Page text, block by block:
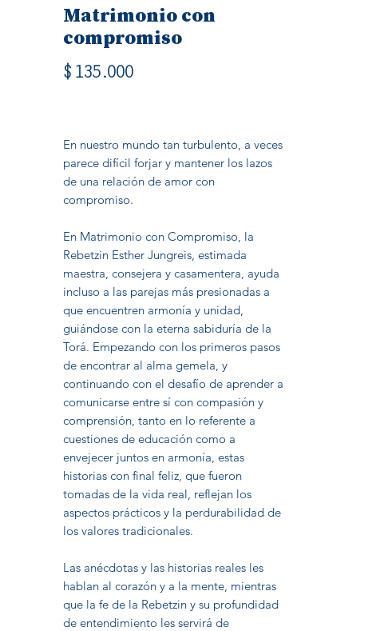
Matrimonio con
compromiso
$ 135.000Precio
En nuestro mundo tan turbulento, a veces
parece difícil forjar y mantener los lazos
de una relación de amor con
compromiso.
En Matrimonio con Compromiso, la
Rebetzin Esther Jungreis, estimada
maestra, consejera y casamentera, ayuda
incluso a las parejas más presionadas a
que encuentren armonía y unidad,
guiándose con la eterna sabiduría de la
Torá. Empezando con los primeros pasos
de encontrar al alma gemela, y
continuando con el desafío de aprender a
comunicarse entre sí con compasión y
comprensión, tanto en lo referente a
cuestiones de educación como a
envejecer juntos en armonía, estas
historias con final feliz, que fueron
tomadas de la vida real, reflejan los
aspectos prácticos y la perdurabilidad de
los valores tradicionales.
Las anécdotas y las historias reales les
hablan al corazón y a la mente, mientras
que la fe de la Rebetzin y su profundidad
de entendimiento les servirá de